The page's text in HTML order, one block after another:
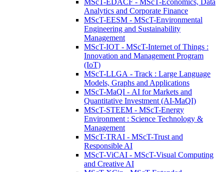
MScT-EDACF - MScT-Economics, Data
Analytics and Corporate Finance
MScT-EESM - MScT-Environmental
Engineering and Sustainability
Management
MScT-IOT - MScT-Internet of Things :
Innovation and Management Program
(IoT)
MScT-LLGA - Track : Large Language
Models, Graphs and Applications
MScT-MaQI - AI for Markets and
Quantitative Investment (AI-MaQI)
MScT-STEEM - MScT-Energy
Environment : Science Technology &
Management
MScT-TRAI - MScT-Trust and
Responsible AI
MScT-ViCAI - MScT-Visual Computing
and Creative AI